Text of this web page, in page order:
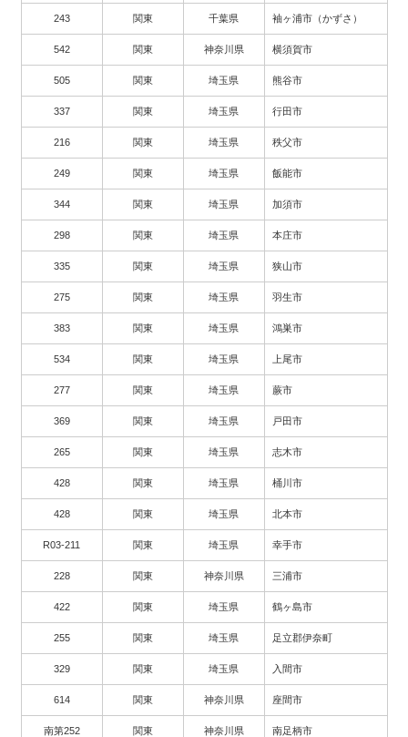
243 関東 千葉県 袖ヶ浦市（かずさ）
542 関東 神奈川県 横須賀市
505 関東 埼玉県 熊谷市
337 関東 埼玉県 行田市
216 関東 埼玉県 秩父市
249 関東 埼玉県 飯能市
344 関東 埼玉県 加須市
298 関東 埼玉県 本庄市
335 関東 埼玉県 狭山市
275 関東 埼玉県 羽生市
383 関東 埼玉県 鴻巣市
534 関東 埼玉県 上尾市
277 関東 埼玉県 蕨市
369 関東 埼玉県 戸田市
265 関東 埼玉県 志木市
428 関東 埼玉県 桶川市
428 関東 埼玉県 北本市
R03-211 関東 埼玉県 幸手市
228 関東 神奈川県 三浦市
422 関東 埼玉県 鶴ヶ島市
255 関東 埼玉県 足立郡伊奈町
329 関東 埼玉県 入間市
614 関東 神奈川県 座間市
南第252 関東 神奈川県 南足柄市